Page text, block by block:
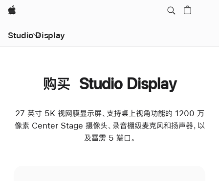
Apple
Studio Display
购买 Studio Display
27 英寸 5K 视网膜显示屏、支持桌上视角功能的 1200 万
像素 Center Stage 摄像头、录音棚级麦克风和扬声器，以
及雷雳 5 端口。